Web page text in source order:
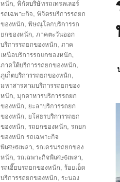
หนัก, พิกัดบริษัทรถเทรลเลอร์
รถเฉพาะกิจ, พิจิตรบริการรถยก
ของหนัก, พิษณุโลกบริการรถ
ยกของหนัก, ภาคตะวันออก
บริการรถยกของหนัก, ภาค
เหนือบริการรถยกของหนัก,
ภาคใต้บริการรถยกของหนัก,
ภูเก็ตบริการรถยกของหนัก,
มหาสารคามบริการรถยกของ
หนัก, มุกดาหารบริการรถยก
ของหนัก, ยะลาบริการรถยก
ของหนัก, ยโสธรบริการรถยก
ของหนัก, รถยกของหนัก, รถยก
ของหนัก รถเฉพาะกิจ
พิเศษ6เพลา, รถเครนรถยกของ
หนัก, รถเฉพาะกิจพิเศษ6เพลา,
รถเฮี๊ยบรถยกของหนัก, ร้อยเอ็ด
บริการรถยกของหนัก, ระนอง